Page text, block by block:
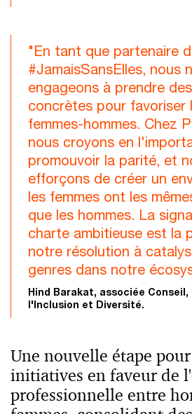
"En tant que partenaire
#JamaisSansElles, nous
engageons à prendre
concrètes pour favoriser
femmes-hommes. Chez
nous croyons en
promouvoir la parité, et
efforçons de créer un
les femmes ont les
que les hommes. La
charte ambitieuse est la
notre résolution à
genres dans notre
Hind Barakat, associée Conseil,
l'Inclusion et Diversité.
Une nouvelle étape
initiatives en faveur de
professionnelle entre